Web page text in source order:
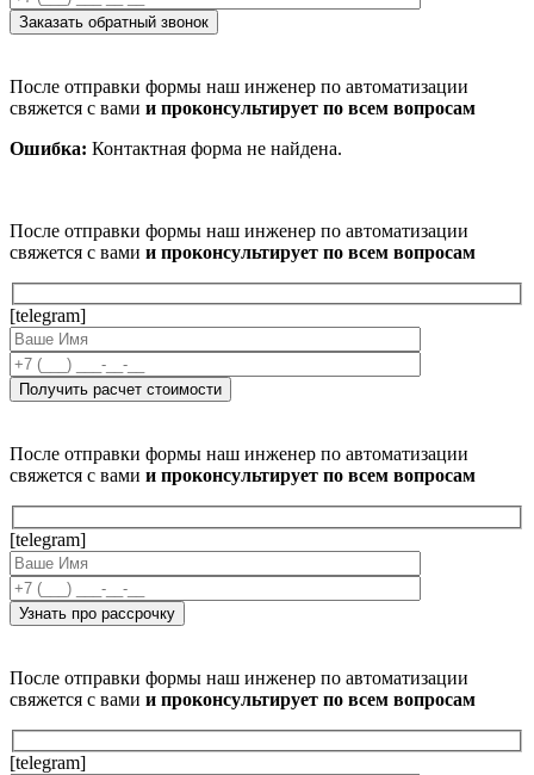
После отправки формы наш инженер по автоматизации
свяжется с вами и проконсультирует по всем вопросам
Ошибка: Контактная форма не найдена.
После отправки формы наш инженер по автоматизации
свяжется с вами и проконсультирует по всем вопросам
[telegram]
После отправки формы наш инженер по автоматизации
свяжется с вами и проконсультирует по всем вопросам
[telegram]
После отправки формы наш инженер по автоматизации
свяжется с вами и проконсультирует по всем вопросам
[telegram]